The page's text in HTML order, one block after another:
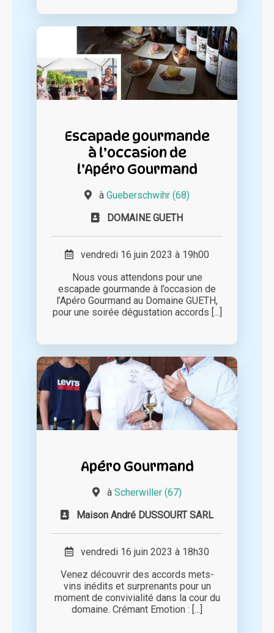
Escapade gourmande
à l’occasion de
l’Apéro Gourmand
à Gueberschwihr (68)
DOMAINE GUETH
vendredi 16 juin 2023 à 19h00
Nous vous attendons pour une
escapade gourmande à l’occasion de
l’Apéro Gourmand au Domaine GUETH,
pour une soirée dégustation accords [...]
Apéro Gourmand
à Scherwiller (67)
Maison André DUSSOURT SARL
vendredi 16 juin 2023 à 18h30
Venez découvrir des accords mets-
vins inédits et surprenants pour un
moment de convivialité dans la cour du
domaine. Crémant Emotion : [...]